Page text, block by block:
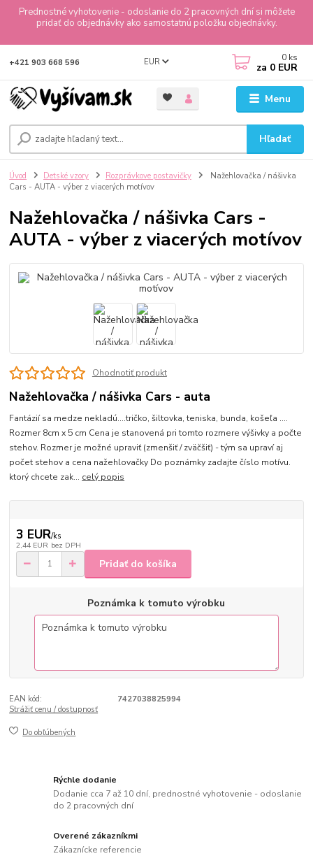
Prednostné vyhotovenie - odoslanie do 2 pracovných dní si môžete
pridať do objednávky ako samostatnú položku objednávky.
Menu
EUR
Hľadať
+421 903 668 596 0 ks
za 0 EUR
Úvod Detské vzory Rozprávkove postavičky
Nažehlovačka / nášivka
Cars - AUTA - výber z viacerých motívov
Nažehlovačka / nášivka Cars -
AUTA - výber z viacerých motívov
Ohodnotiť produkt
Nažehlovačka / nášivka Cars - auta
Fantázií sa medze nekladú....tričko, šiltovka, teniska, bunda, košeľa ....
Rozmer 8cm x 5 cm Cena je stanovená pri tomto rozmere výšivky a počte
stehov. Rozmer je možné upraviť (zmenšiť / zväčšiť) - tým sa upraví aj
počet stehov a cena nažehlovačky Do poznámky zadajte číslo motívu.
ktorý chcete zak... celý popis
3 EUR/ks
2,44 EUR bez DPH
Pridať do košíka
Poznámka k tomuto výrobku
EAN kód:
7427038825994
Strážiť cenu / dostupnosť
Do obľúbených
Rýchle dodanie
Dodanie cca 7 až 10 dní, prednostné vyhotovenie - odoslanie
do 2 pracovných dní
Overené zákazníkmi
Zákaznícke referencie